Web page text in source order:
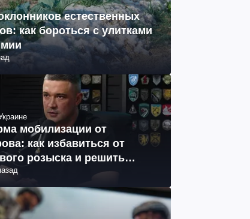
естественных
как бороться с улитками
мобилизации от
как избавиться от
розыска и решить
СОЧ